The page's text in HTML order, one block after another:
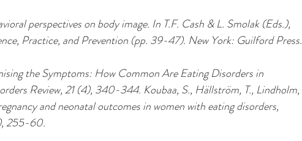
perspectives on body image. In T.F. Cash & L. Smolak (Eds.),
Practice, and Prevention (pp. 39-47). New York: Guilford Press.
the Symptoms: How Common Are Eating Disorders in
Review, 21 (4), 340-344. Koubaa, S., Hällström, T., Lindholm,
and neonatal outcomes in women with eating disorders,
255-60.